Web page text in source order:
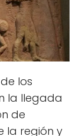
los
la llegada
de
la región y